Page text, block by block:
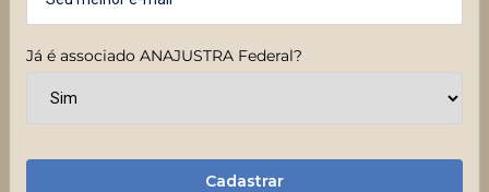
Já é associado ANAJUSTRA Federal?
Cadastrar